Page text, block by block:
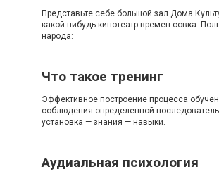
Представьте себе большой зал Дома
какой-нибудь кинотеатр времен совка.
народа:
Что такое тренинг
Эффективное построение процесса
соблюдения определенной
установка — знания — навыки.
Аудиальная психология